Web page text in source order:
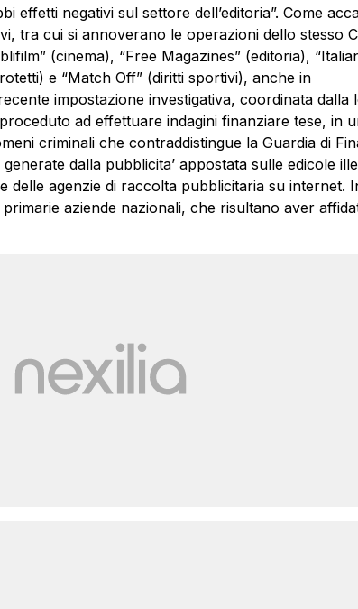
effetti negativi sul settore dell’editoria”. Come
tra cui si annoverano le operazioni dello stesso
(cinema), “Free Magazines” (editoria),
e “Match Off” (diritti sportivi), anche in
impostazione investigativa, coordinata dalla
ad effettuare indagini finanziare tese, in
criminali che contraddistingue la Guardia di
dalla pubblicita’ appostata sulle edicole
delle agenzie di raccolta pubblicitaria su internet.
aziende nazionali, che risultano aver